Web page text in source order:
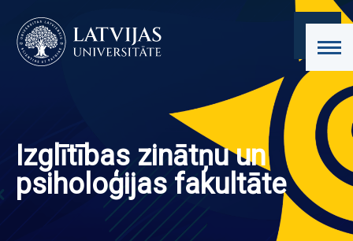
Izglītības zinātņu un
psiholoģijas fakultāte